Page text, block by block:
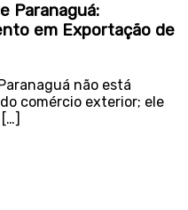
Paranaguá:
em Exportação de
não está
comércio exterior; ele